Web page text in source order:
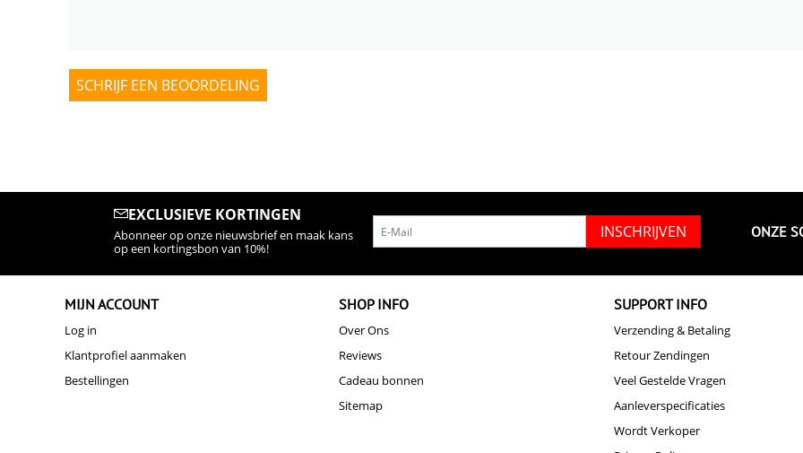
SCHRIJF EEN BEOORDELING
EXCLUSIEVE KORTINGEN
Abonneer op onze nieuwsbrief en maak kans
op een kortingsbon van 10%!
INSCHRIJVEN ONZE
MIJN ACCOUNT
Log in
Klantprofiel aanmaken
Bestellingen
SHOP INFO
Over Ons
Reviews
Cadeau bonnen
Sitemap
SUPPORT INFO
Verzending & Betaling
Retour Zendingen
Veel Gestelde Vragen
Aanleverspecificaties
Wordt Verkoper